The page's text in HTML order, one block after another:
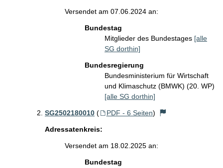
Versendet am 07.06.2024 an:
Bundestag
Mitglieder des Bundestages [alle
SG dorthin]
Bundesregierung
Bundesministerium für Wirtschaft
und Klimaschutz (BMWK) (20. WP)
[alle SG dorthin]
SG2502180010 ( PDF - 6 Seiten)
Adressatenkreis:
Versendet am 18.02.2025 an:
Bundestag